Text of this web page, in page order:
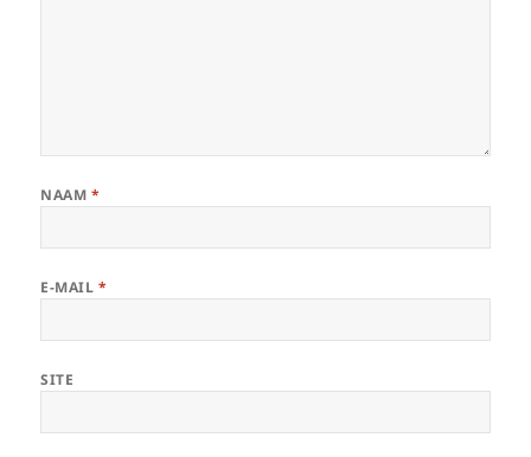
NAAM *
E-MAIL *
SITE